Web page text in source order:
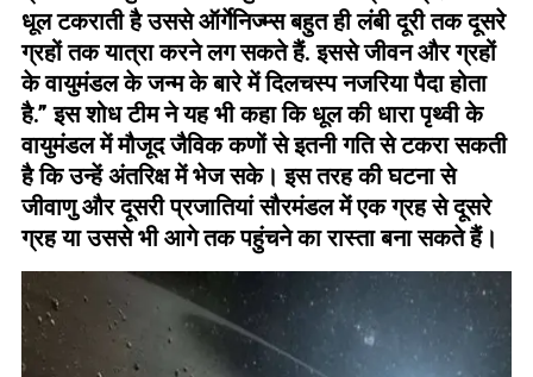
धूल टकराती है उससे ऑर्गेनिज्म्स बहुत ही लंबी दूरी तक दूसरे
ग्रहों तक यात्रा करने लग सकते हैं. इससे जीवन और ग्रहों
के वायुमंडल के जन्म के बारे में दिलचस्प नजरिया पैदा होता
है.” इस शोध टीम ने यह भी कहा कि धूल की धारा पृथ्वी के
वायुमंडल में मौजूद जैविक कणों से इतनी गति से टकरा सकती
है कि उन्हें अंतरिक्ष में भेज सके। इस तरह की घटना से
जीवाणु और दूसरी प्रजातियां सौरमंडल में एक ग्रह से दूसरे
ग्रह या उससे भी आगे तक पहुंचने का रास्ता बना सकते हैं।